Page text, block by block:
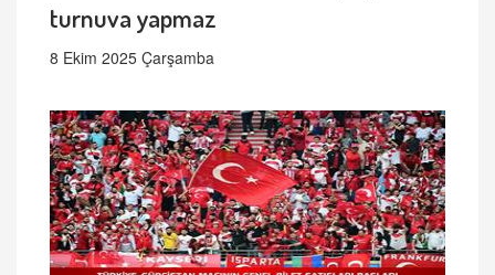
turnuva yapmaz
8 Ekim 2025 Çarşamba